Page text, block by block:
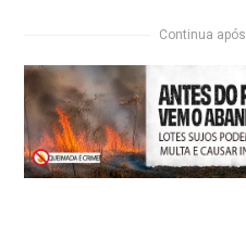
Continua